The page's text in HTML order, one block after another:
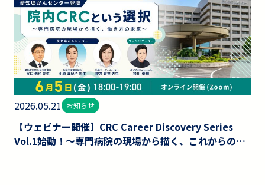
2026.05.21 お知らせ
【ウェビナー開催】CRC Career Discovery Series
Vol.1始動！～専門病院の現場から描く、これからの働